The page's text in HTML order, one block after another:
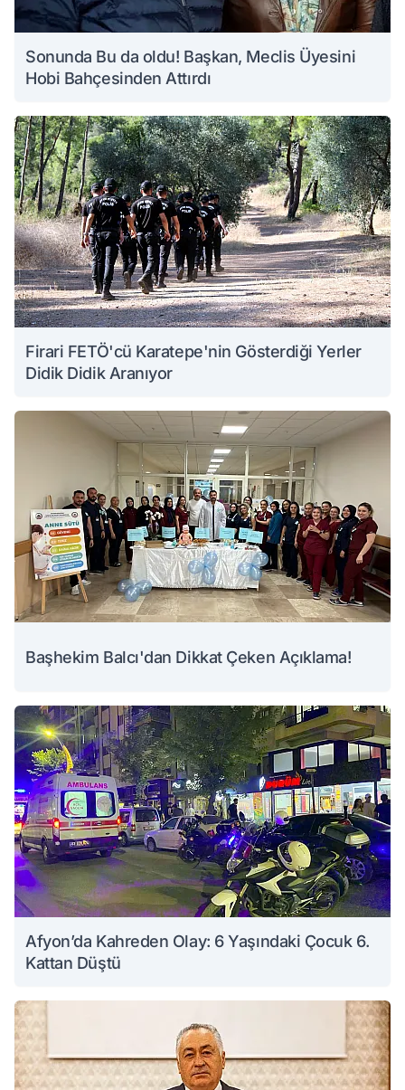
Sonunda Bu da oldu! Başkan, Meclis Üyesini
Hobi Bahçesinden Attırdı
Firari FETÖ'cü Karatepe'nin Gösterdiği Yerler
Didik Didik Aranıyor
Başhekim Balcı'dan Dikkat Çeken Açıklama!
Afyon’da Kahreden Olay: 6 Yaşındaki Çocuk 6.
Kattan Düştü